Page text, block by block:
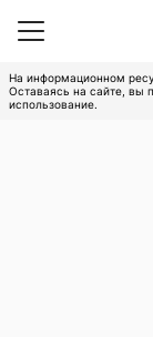
На информационном
Оставаясь на сайте, вы
использование.